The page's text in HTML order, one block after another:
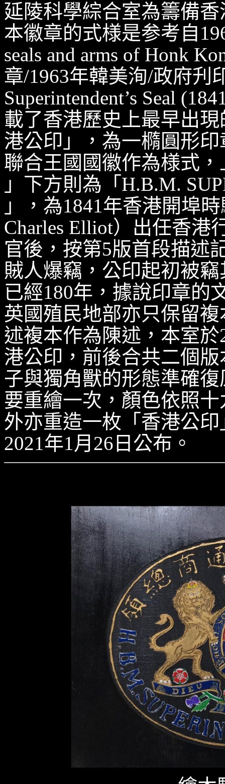
延陵科學綜合室為籌備
本徽章的式様是参考自
seals and arms of Honk
章/1963年韓美洵/政府刋
Superintendent’s Seal
載了香港歷史上最早出
港公印」，為一橢圓形
聯合王國國徽作為様式
」下方則為「H.B.M.
」，為1841年香港開埠
Charles Elliot）出任香港
官後，按第5版首段描述
賊人爆竊，公印起初被
已經180年，據說印章的
英國殖民地部亦只保留
述複本作為陳述，本室
港公印，前後合共二個
子與獨角獸的形態準確
要重繪一次，顏色依照
外亦重造一枚「香港公
2021年1月26日公布。